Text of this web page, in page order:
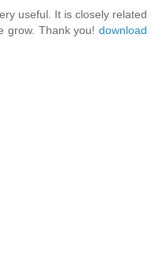
useful. It is closely related
grow. Thank you! download